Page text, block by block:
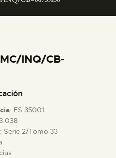
VISITA
INQ/CB-
: ES 35001
: Serie 2/Tomo 33